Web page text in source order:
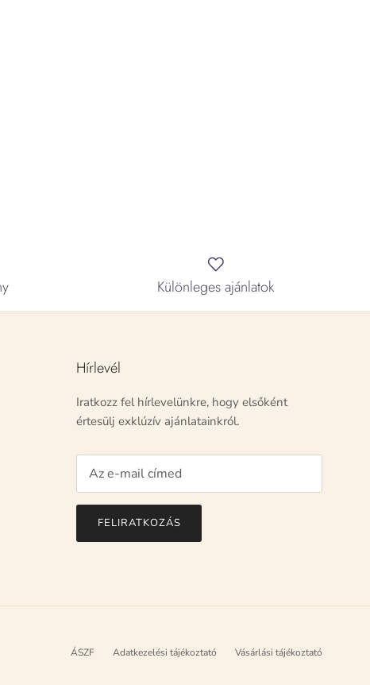
Különleges ajánlatok
Hírlevél
Iratkozz fel hírlevelünkre, hogy elsőként
értesülj exklúzív ajánlatainkról.
FELIRATKOZÁS
ÁSZF Adatkezelési tájékoztató Vásárlási tájékoztató